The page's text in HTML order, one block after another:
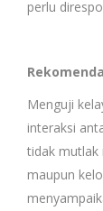
perlu
Menguji
interaksi
tidak mutlak
maupun